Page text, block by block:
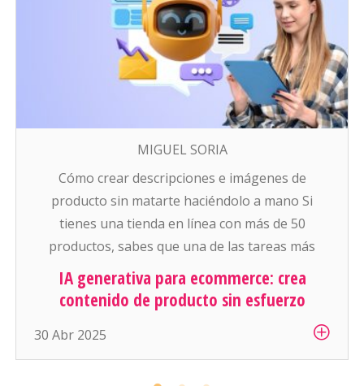
MIGUEL SORIA
Cómo crear descripciones e imágenes de
producto sin matarte haciéndolo a mano Si
tienes una tienda en línea con más de 50
productos, sabes que una de las tareas más
pesadas (y aburridas) es: escribir descripciones
atractivas y conseguir buenas fotos para cada
artículo. Y si manejas cientos o miles de
productos… es simplemente inhumano […]
IA generativa para ecommerce: crea
contenido de producto sin esfuerzo
30 Abr 2025